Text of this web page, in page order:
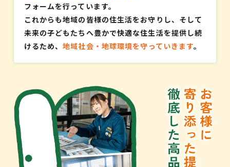
フォームを行っています。
これからも地域の皆様の住生活をお守りし、そして
未来の子どもたちへ豊かで快適な住生活を提供し続
けるため、地域社会・地球環境を守っていきます。